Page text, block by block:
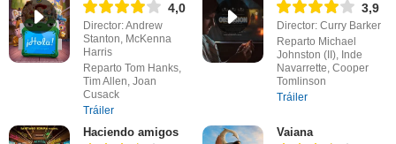
4,0
Director: Andrew
Stanton, McKenna
Harris
Reparto Tom Hanks,
Tim Allen, Joan
Cusack
Tráiler
3,9
Director: Curry Barker
Reparto Michael
Johnston (II), Inde
Navarrette, Cooper
Tomlinson
Tráiler
Haciendo amigos Vaiana